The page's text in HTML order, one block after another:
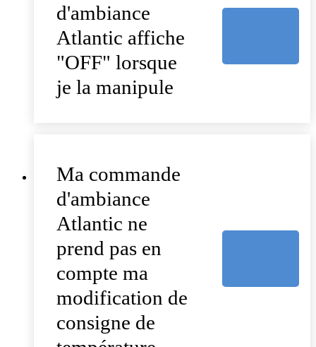
d'ambiance
Atlantic affiche
"OFF" lorsque
je la manipule
Ma commande
d'ambiance
Atlantic ne
prend pas en
compte ma
modification de
consigne de